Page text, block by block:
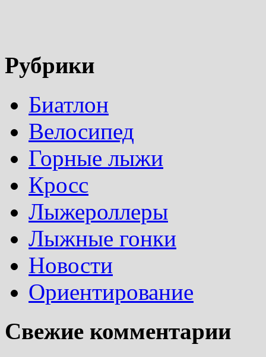
Рубрики
Биатлон
Велосипед
Горные лыжи
Кросс
Лыжероллеры
Лыжные гонки
Новости
Ориентирование
Свежие комментарии